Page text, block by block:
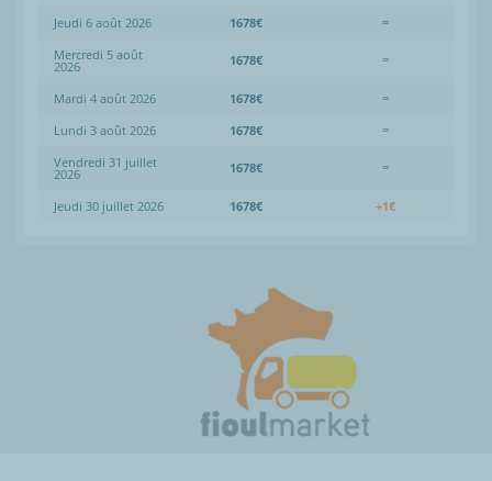
Jeudi 6 août 2026 1678€
=
Mercredi 5 août
2026 1678€ =
Mardi 4 août 2026 1678€
=
Lundi 3 août 2026
1678€
=
Vendredi 31 juillet
2026 1678€ =
Jeudi 30 juillet 2026 1678€ +1€